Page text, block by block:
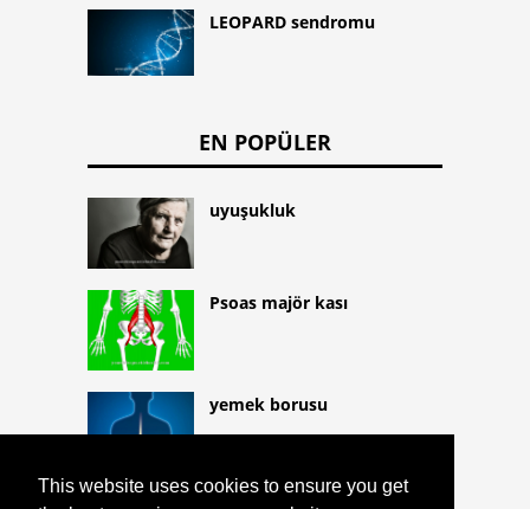
This website uses cookies to ensure you get
LEOPARD sendromu
EN POPÜLER
uyuşukluk
Psoas majör kası
yemek borusu